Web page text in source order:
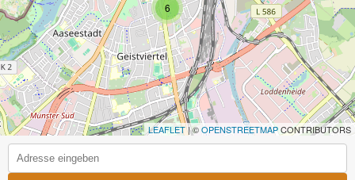
6
LEAFLET| ©OPENSTREETMAPCONTRIBUTORS